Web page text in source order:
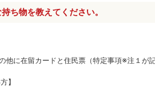
ち物を教えてください。
他に在留カードと住民票（特定事項※注１が
】